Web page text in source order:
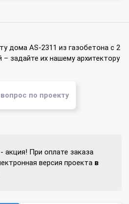
дома AS-2311 из газобетона с 2
задайте их нашему архитектору
по проекту
акция! При оплате заказа
версия проекта в